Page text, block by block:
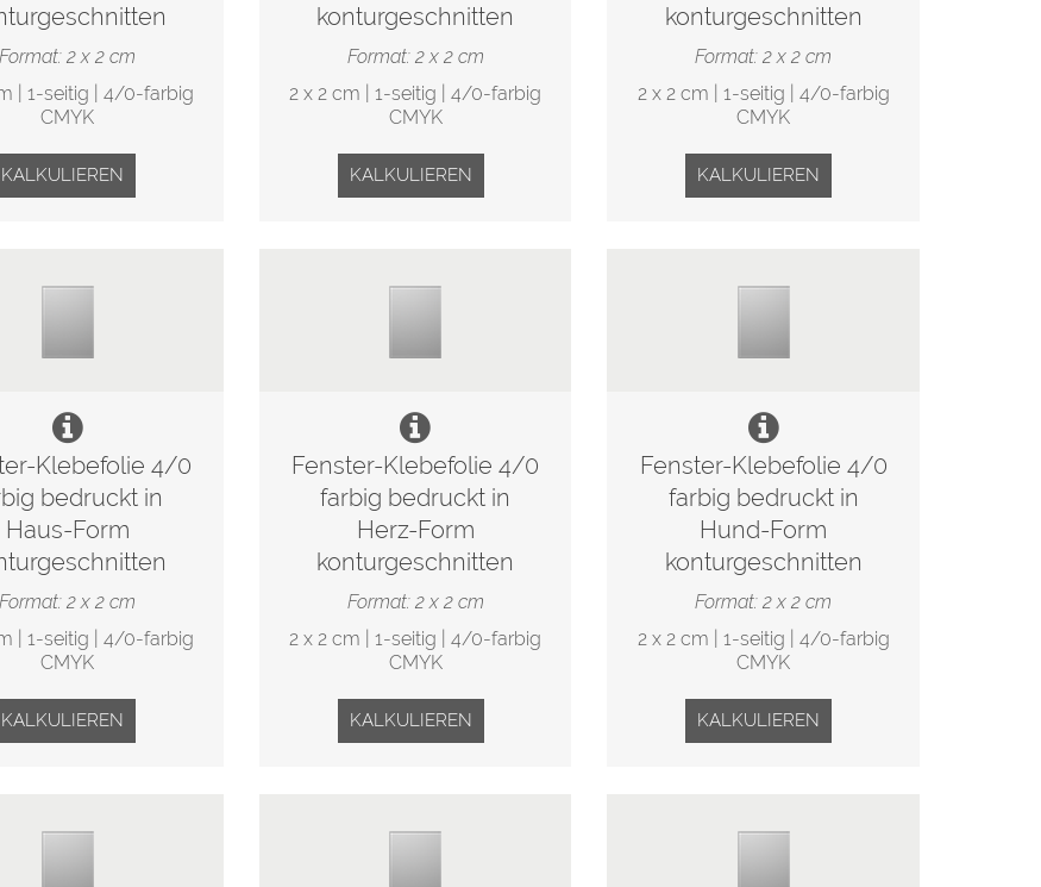
Format: 2 x 2 cm
| 1-seitig | 4/0-farbig
CMYK
KALKULIEREN
konturgeschnitten
Format: 2 x 2 cm
2 x 2 cm | 1-seitig | 4/0-farbig
CMYK
KALKULIEREN
konturgeschnitten
Format: 2 x 2 cm
2 x 2 cm | 1-seitig | 4/0-farbig
CMYK
KALKULIEREN
Klebefolie 4/0
bedruckt in
Haus-Form
Format: 2 x 2 cm
| 1-seitig | 4/0-farbig
CMYK
KALKULIEREN
Fenster-Klebefolie 4/0
farbig bedruckt in
Herz-Form
konturgeschnitten
Format: 2 x 2 cm
2 x 2 cm | 1-seitig | 4/0-farbig
CMYK
KALKULIEREN
Fenster-Klebefolie 4/0
farbig bedruckt in
Hund-Form
konturgeschnitten
Format: 2 x 2 cm
2 x 2 cm | 1-seitig | 4/0-farbig
CMYK
KALKULIEREN